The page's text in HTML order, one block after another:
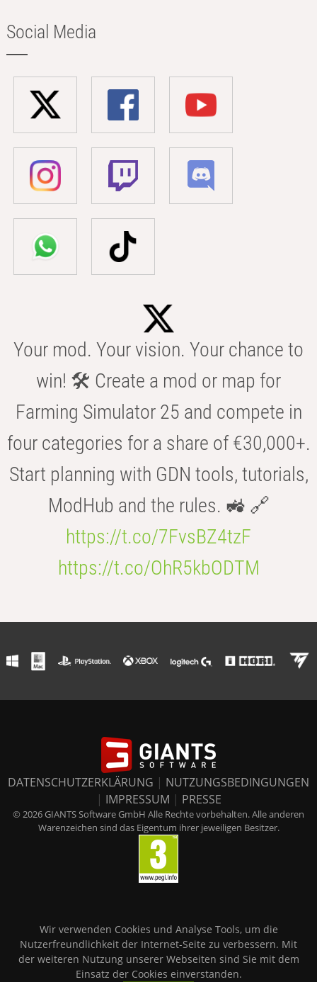
Social Media
Your mod. Your vision. Your chance to
win! 🛠️ Create a mod or map for
Farming Simulator 25 and compete in
four categories for a share of €30,000+.
Start planning with GDN tools, tutorials,
ModHub and the rules. 🚜 🔗
https://t.co/7FvsBZ4tzF
https://t.co/OhR5kbODTM
DATENSCHUTZERKLÄRUNG | NUTZUNGSBEDINGUNGEN
| IMPRESSUM | PRESSE
© 2026 GIANTS Software GmbH Alle Rechte vorbehalten. Alle anderen
Warenzeichen sind das Eigentum ihrer jeweiligen Besitzer.
Wir verwenden Cookies und Analyse Tools, um die
Nutzerfreundlichkeit der Internet-Seite zu verbessern. Mit
der weiteren Nutzung unserer Webseiten sind Sie mit dem
Einsatz der Cookies einverstanden.